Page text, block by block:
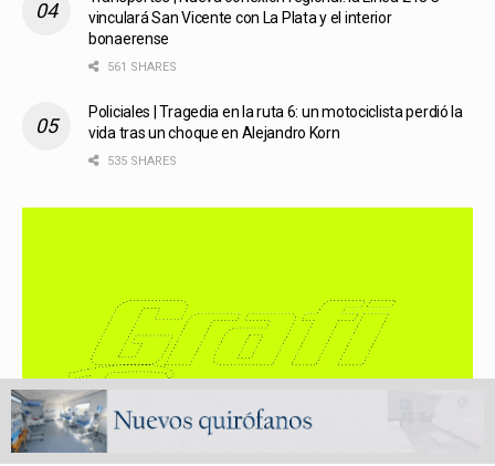
vinculará San Vicente con La Plata y el interior
bonaerense
561 SHARES
Policiales | Tragedia en la ruta 6: un motociclista perdió la
vida tras un choque en Alejandro Korn
535 SHARES